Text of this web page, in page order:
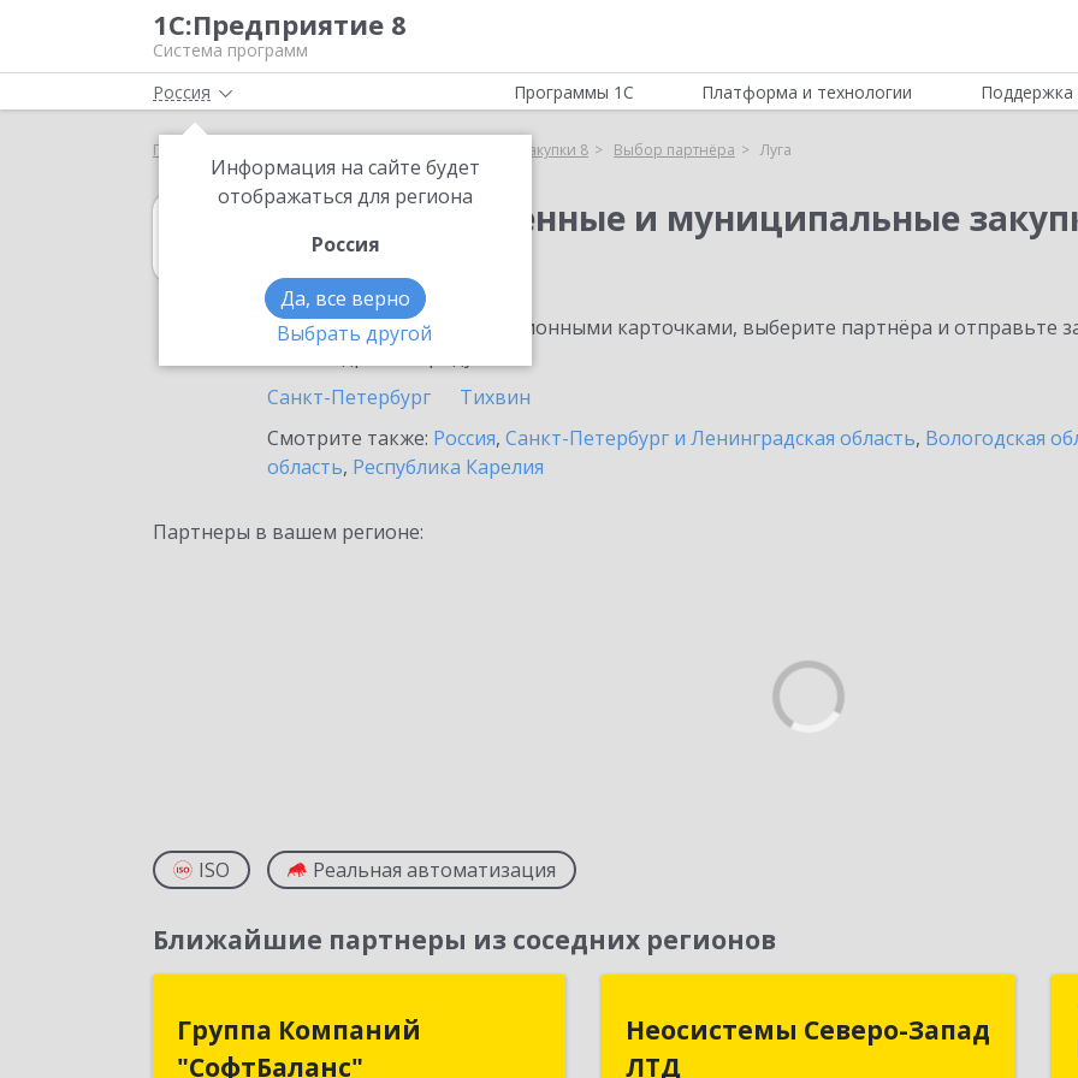
1С:Предприятие 8
Система программ
Россия
Информация на сайте будет
отображаться для региона
Россия
Да, все верно
Выбрать другой
Программы 1С Платформа и технологии Поддержка
Главная 1С:Государственные и муниципальные закупки 8 Выбор партнёра Луга
1С:Государственные и муниципальные
в Луге
Ознакомьтесь с информационными карточками, выберите партнёра и отправьте
Санкт-Петербург
Тихвин
Смотрите также: Россия, Санкт-Петербург и Ленинградская область, Вологодская
область, Республика Карелия
Партнеры в вашем регионе:
ISO Реальная автоматизация
Ближайшие партнеры из соседних регионов
Группа Компаний
"СофтБаланс"
Группа Компаний
"СофтБаланс"
Неосистемы Северо-Запад
ЛТД
ЛТД